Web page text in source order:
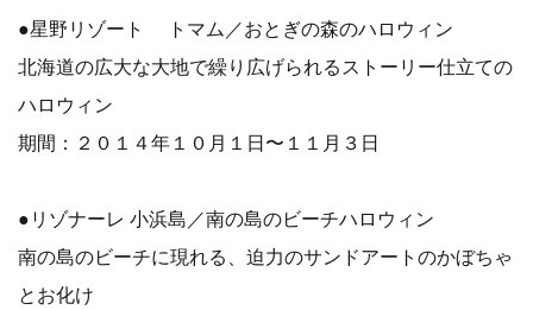
●星野リゾート トマム／おとぎの森のハロウィン
北海道の広大な大地で繰り広げられるストーリー仕立ての
ハロウィン
期間：２０１４年１０月１日〜１１月３日
●リゾナーレ 小浜島／南の島のビーチハロウィン
南の島のビーチに現れる、迫力のサンドアートのかぼちゃ
とお化け